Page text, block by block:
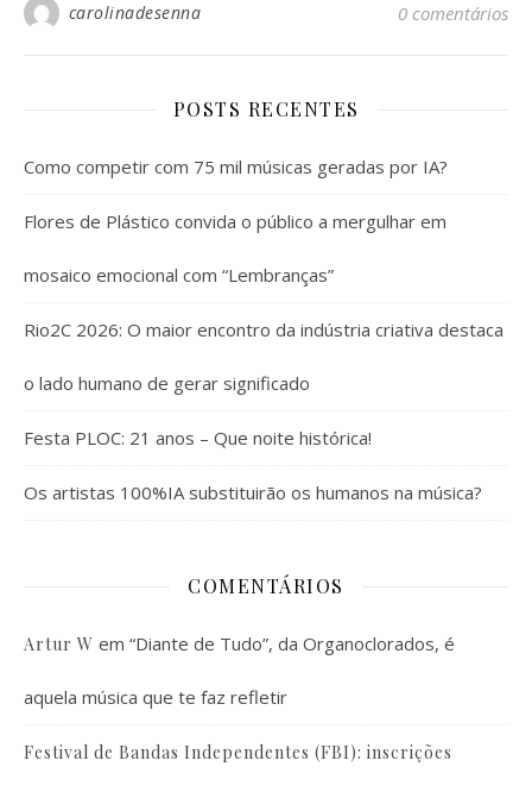
carolinadesenna 0 comentários
POSTS RECENTES
Como competir com 75 mil músicas geradas por IA?
Flores de Plástico convida o público a mergulhar em
mosaico emocional com “Lembranças”
Rio2C 2026: O maior encontro da indústria criativa destaca
o lado humano de gerar significado
Festa PLOC: 21 anos – Que noite histórica!
Os artistas 100%IA substituirão os humanos na música?
COMENTÁRIOS
Artur W em “Diante de Tudo”, da Organoclorados, é
aquela música que te faz refletir
Festival de Bandas Independentes (FBI): inscrições